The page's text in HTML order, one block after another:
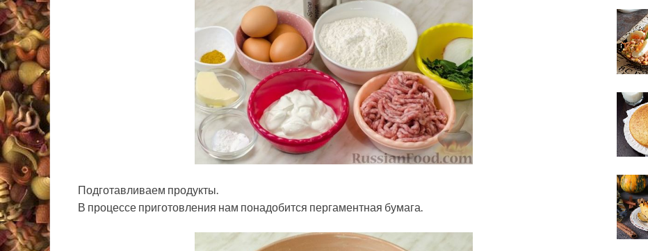
Подготавливаем продукты.
В процессе приготовления нам понадобится пергаментная бумага.